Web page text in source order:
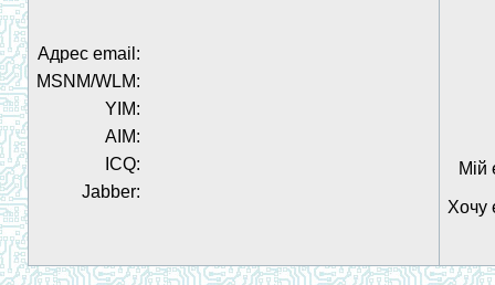
Адрес email:
MSNM/WLM:
YIM:
AIM:
ICQ:
Jabber:
Мій
Хочу